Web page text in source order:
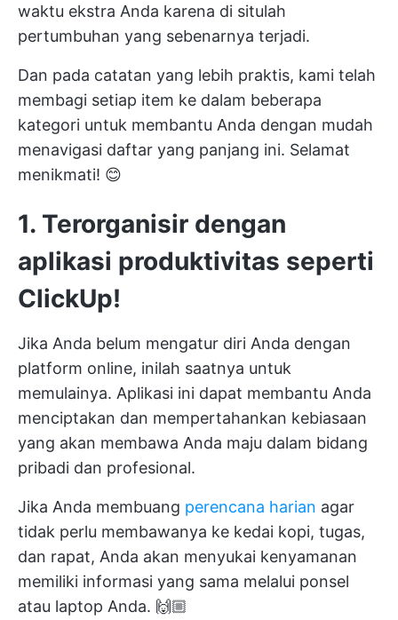
waktu ekstra Anda karena di situlah
pertumbuhan yang sebenarnya terjadi.
Dan pada catatan yang lebih praktis, kami telah
membagi setiap item ke dalam beberapa
kategori untuk membantu Anda dengan mudah
menavigasi daftar yang panjang ini. Selamat
menikmati! 😊
1. Terorganisir dengan
aplikasi produktivitas seperti
ClickUp!
Jika Anda belum mengatur diri Anda dengan
platform online, inilah saatnya untuk
memulainya. Aplikasi ini dapat membantu Anda
menciptakan dan mempertahankan kebiasaan
yang akan membawa Anda maju dalam bidang
pribadi dan profesional.
Jika Anda membuang perencana harian agar
tidak perlu membawanya ke kedai kopi, tugas,
dan rapat, Anda akan menyukai kenyamanan
memiliki informasi yang sama melalui ponsel
atau laptop Anda. 🙌🏼